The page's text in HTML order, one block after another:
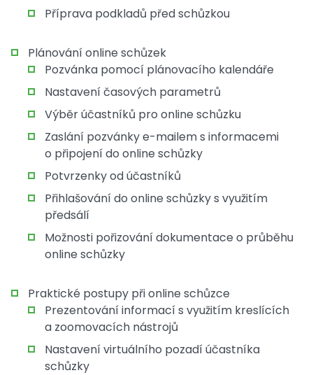
Příprava podkladů před schůzkou
Plánování online schůzek
Pozvánka pomocí plánovacího kalendáře
Nastavení časových parametrů
Výběr účastníků pro online schůzku
Zaslání pozvánky e-mailem s informacemi
o připojení do online schůzky
Potvrzenky od účastníků
Přihlašování do online schůzky s využitím
předsálí
Možnosti pořizování dokumentace o průběhu
online schůzky
Praktické postupy při online schůzce
Prezentování informací s využitím kreslících
a zoomovacích nástrojů
Nastavení virtuálního pozadí účastníka
schůzky